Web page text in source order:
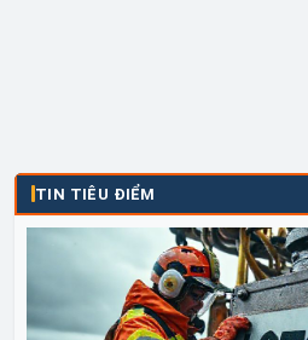
TIN TIÊU ĐIỂM